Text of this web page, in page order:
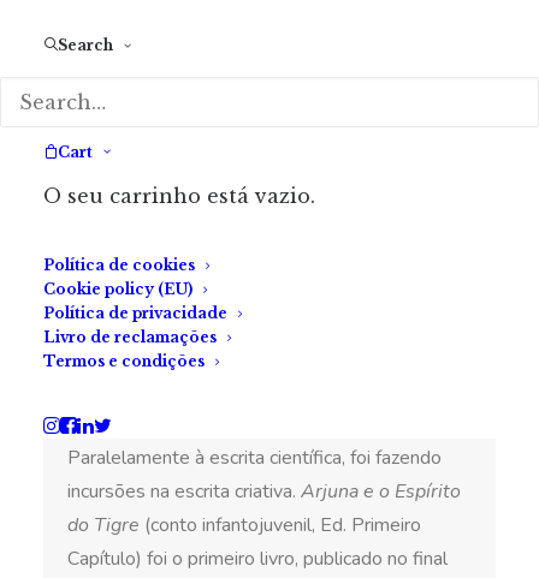
Search
Cart
O seu carrinho está vazio.
Política de cookies
Cookie policy (EU)
Política de privacidade
Livro de reclamações
Termos e condições
sem dúvida, que havia outros seres no Universo.
SOBRE A AUTORA
Helena Menezes
Nasceu em Lisboa em 1981. Licenciou-se, tirou
mestrado e trabalhou como bolseira de
entre 2007 e 2013, na Universidade de Évora.
Paralelamente à escrita científica, foi fazendo
incursões na escrita criativa. Arjuna e o Espírito
do Tigre (conto infantojuvenil, Ed. Primeiro
Capítulo) foi o primeiro livro, publicado no final